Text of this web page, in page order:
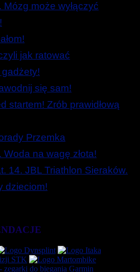
Mózg może wyłączyć
jak ratować
się sam!
startem! Zrób prawidłową
Przemka
na wagę złota!
14. JBL Triathlon Sieraków.
dzieciom!